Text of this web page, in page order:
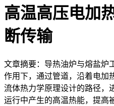
高温高压电加
断传输
文章摘要：导热油炉与熔盐炉
作用下，通过管道，沿着电加
流体热力学原理设计的路径，
运行中产生的高温热能，提